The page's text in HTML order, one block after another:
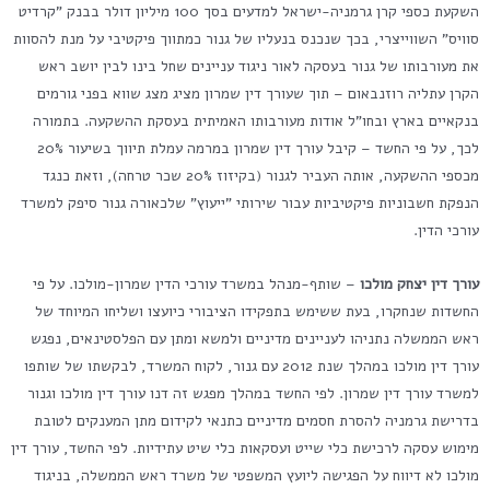
השקעת כספי קרן גרמניה-ישראל למדעים בסך 100 מיליון דולר בבנק "קרדיט
סוויס" השווייצרי, בכך שנכנס בנעליו של גנור כמתווך פיקטיבי על מנת להסוות
את מעורבותו של גנור בעסקה לאור ניגוד עניינים שחל בינו לבין יושב ראש
הקרן עתליה רוזנבאום – תוך שעורך דין שמרון מציג מצג שווא בפני גורמים
בנקאיים בארץ ובחו"ל אודות מעורבותו האמיתית בעסקת ההשקעה. בתמורה
לכך, על פי החשד – קיבל עורך דין שמרון במרמה עמלת תיווך בשיעור 20%
מכספי ההשקעה, אותה העביר לגנור (בקיזוז 20% שכר טרחה), וזאת כנגד
הנפקת חשבוניות פיקטיביות עבור שירותי "ייעוץ" שלכאורה גנור סיפק למשרד
עורכי הדין.
עורך דין יצחק מולכו – שותף-מנהל במשרד עורכי הדין שמרון-מולכו. על פי
החשדות שנחקרו, בעת ששימש בתפקידו הציבורי כיועצו ושליחו המיוחד של
ראש הממשלה נתניהו לעניינים מדיניים ולמשא ומתן עם הפלסטינאים, נפגש
עורך דין מולכו במהלך שנת 2012 עם גנור, לקוח המשרד, לבקשתו של שותפו
למשרד עורך דין שמרון. לפי החשד במהלך מפגש זה דנו עורך דין מולכו וגנור
בדרישת גרמניה להסרת חסמים מדיניים כתנאי לקידום מתן המענקים לטובת
מימוש עסקה לרכישת כלי שייט ועסקאות כלי שיט עתידיות. לפי החשד, עורך דין
מולכו לא דיווח על הפגישה ליועץ המשפטי של משרד ראש הממשלה, בניגוד